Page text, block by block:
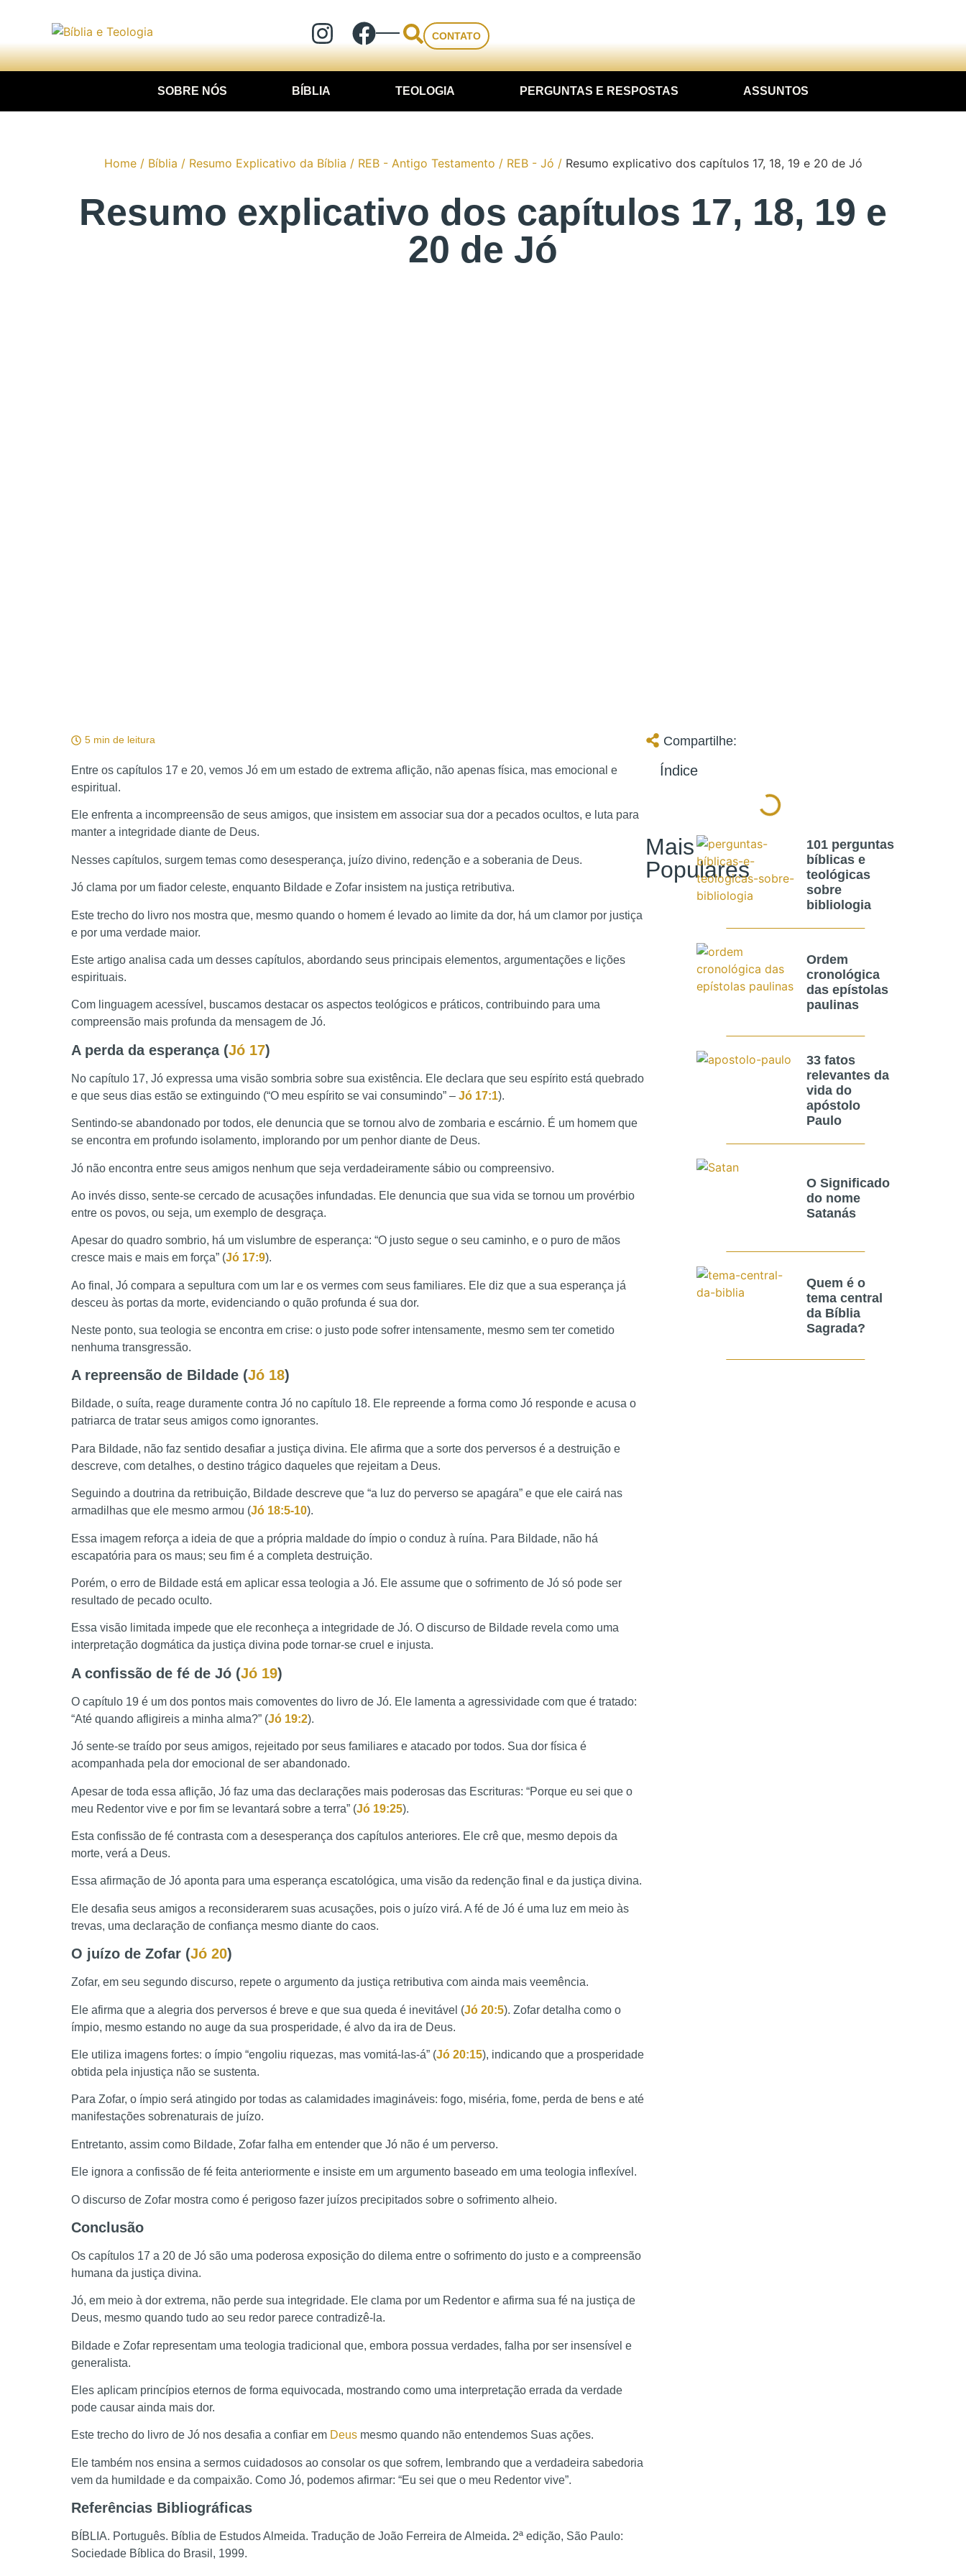
CONTATO
SOBRE NÓS BÍBLIA TEOLOGIA PERGUNTAS E RESPOSTAS ASSUNTOS
Home / Bíblia / Resumo Explicativo da Bíblia / REB - Antigo Testamento / REB - Jó /Resumo explicativo dos capítulos 17, 18, 19 e 20 de Jó
Resumo explicativo dos capítulos 17, 18, 19 e
20 de Jó
5 min de leitura
Entre os capítulos 17 e 20, vemos Jó em um estado de extrema aflição, não apenas física, mas emocional e
espiritual.
Ele enfrenta a incompreensão de seus amigos, que insistem em associar sua dor a pecados ocultos, e luta para
manter a integridade diante de Deus.
Nesses capítulos, surgem temas como desesperança, juízo divino, redenção e a soberania de Deus.
Jó clama por um fiador celeste, enquanto Bildade e Zofar insistem na justiça retributiva.
Este trecho do livro nos mostra que, mesmo quando o homem é levado ao limite da dor, há um clamor por justiça
e por uma verdade maior.
Este artigo analisa cada um desses capítulos, abordando seus principais elementos, argumentações e lições
espirituais.
Com linguagem acessível, buscamos destacar os aspectos teológicos e práticos, contribuindo para uma
compreensão mais profunda da mensagem de Jó.
A perda da esperança (Jó 17)
No capítulo 17, Jó expressa uma visão sombria sobre sua existência. Ele declara que seu espírito está quebrado
e que seus dias estão se extinguindo (“O meu espírito se vai consumindo” – Jó 17:1).
Sentindo-se abandonado por todos, ele denuncia que se tornou alvo de zombaria e escárnio. É um homem que
se encontra em profundo isolamento, implorando por um penhor diante de Deus.
Jó não encontra entre seus amigos nenhum que seja verdadeiramente sábio ou compreensivo.
Ao invés disso, sente-se cercado de acusações infundadas. Ele denuncia que sua vida se tornou um provérbio
entre os povos, ou seja, um exemplo de desgraça.
Apesar do quadro sombrio, há um vislumbre de esperança: “O justo segue o seu caminho, e o puro de mãos
cresce mais e mais em força” (Jó 17:9).
Ao final, Jó compara a sepultura com um lar e os vermes com seus familiares. Ele diz que a sua esperança já
desceu às portas da morte, evidenciando o quão profunda é sua dor.
Neste ponto, sua teologia se encontra em crise: o justo pode sofrer intensamente, mesmo sem ter cometido
nenhuma transgressão.
A repreensão de Bildade (Jó 18)
Bildade, o suíta, reage duramente contra Jó no capítulo 18. Ele repreende a forma como Jó responde e acusa o
patriarca de tratar seus amigos como ignorantes.
Para Bildade, não faz sentido desafiar a justiça divina. Ele afirma que a sorte dos perversos é a destruição e
descreve, com detalhes, o destino trágico daqueles que rejeitam a Deus.
Seguindo a doutrina da retribuição, Bildade descreve que “a luz do perverso se apagára” e que ele cairá nas
armadilhas que ele mesmo armou (Jó 18:5-10).
Essa imagem reforça a ideia de que a própria maldade do ímpio o conduz à ruína. Para Bildade, não há
escapatória para os maus; seu fim é a completa destruição.
Porém, o erro de Bildade está em aplicar essa teologia a Jó. Ele assume que o sofrimento de Jó só pode ser
resultado de pecado oculto.
Essa visão limitada impede que ele reconheça a integridade de Jó. O discurso de Bildade revela como uma
interpretação dogmática da justiça divina pode tornar-se cruel e injusta.
A confissão de fé de Jó (Jó 19)
O capítulo 19 é um dos pontos mais comoventes do livro de Jó. Ele lamenta a agressividade com que é tratado:
“Até quando afligireis a minha alma?” (Jó 19:2).
Jó sente-se traído por seus amigos, rejeitado por seus familiares e atacado por todos. Sua dor física é
acompanhada pela dor emocional de ser abandonado.
Apesar de toda essa aflição, Jó faz uma das declarações mais poderosas das Escrituras: “Porque eu sei que o
meu Redentor vive e por fim se levantará sobre a terra” (Jó 19:25).
Esta confissão de fé contrasta com a desesperança dos capítulos anteriores. Ele crê que, mesmo depois da
morte, verá a Deus.
Essa afirmação de Jó aponta para uma esperança escatológica, uma visão da redenção final e da justiça divina.
Ele desafia seus amigos a reconsiderarem suas acusações, pois o juízo virá. A fé de Jó é uma luz em meio às
trevas, uma declaração de confiança mesmo diante do caos.
O juízo de Zofar (Jó 20)
Zofar, em seu segundo discurso, repete o argumento da justiça retributiva com ainda mais veemência.
Ele afirma que a alegria dos perversos é breve e que sua queda é inevitável (Jó 20:5). Zofar detalha como o
ímpio, mesmo estando no auge da sua prosperidade, é alvo da ira de Deus.
Ele utiliza imagens fortes: o ímpio “engoliu riquezas, mas vomitá-las-á” (Jó 20:15), indicando que a prosperidade
obtida pela injustiça não se sustenta.
Para Zofar, o ímpio será atingido por todas as calamidades imagináveis: fogo, miséria, fome, perda de bens e até
manifestações sobrenaturais de juízo.
Entretanto, assim como Bildade, Zofar falha em entender que Jó não é um perverso.
Ele ignora a confissão de fé feita anteriormente e insiste em um argumento baseado em uma teologia inflexível.
O discurso de Zofar mostra como é perigoso fazer juízos precipitados sobre o sofrimento alheio.
Conclusão
Os capítulos 17 a 20 de Jó são uma poderosa exposição do dilema entre o sofrimento do justo e a compreensão
humana da justiça divina.
Jó, em meio à dor extrema, não perde sua integridade. Ele clama por um Redentor e afirma sua fé na justiça de
Deus, mesmo quando tudo ao seu redor parece contradizê-la.
Bildade e Zofar representam uma teologia tradicional que, embora possua verdades, falha por ser insensível e
generalista.
Eles aplicam princípios eternos de forma equivocada, mostrando como uma interpretação errada da verdade
pode causar ainda mais dor.
Este trecho do livro de Jó nos desafia a confiar em Deus mesmo quando não entendemos Suas ações.
Ele também nos ensina a sermos cuidadosos ao consolar os que sofrem, lembrando que a verdadeira sabedoria
vem da humildade e da compaixão. Como Jó, podemos afirmar: “Eu sei que o meu Redentor vive”.
Referências Bibliográficas
BÍBLIA. Português. Bíblia de Estudos Almeida. Tradução de João Ferreira de Almeida. 2ª edição, São Paulo:
Sociedade Bíblica do Brasil, 1999.
Compartilhe:
Índice
Mais
Populares
101 perguntas
bíblicas e
teológicas
sobre
bibliologia
Ordem
cronológica
das epístolas
paulinas
33 fatos
relevantes da
vida do
apóstolo
Paulo
O Significado
do nome
Satanás
Quem é o
tema central
da Bíblia
Sagrada?